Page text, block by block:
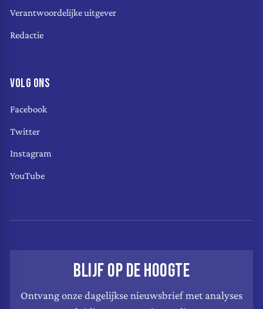
Verantwoordelijke uitgever
Redactie
VOLG ONS
Facebook
Twitter
Instagram
YouTube
BLIJF OP DE HOOGTE
Ontvang onze dagelijkse nieuwsbrief met analyses